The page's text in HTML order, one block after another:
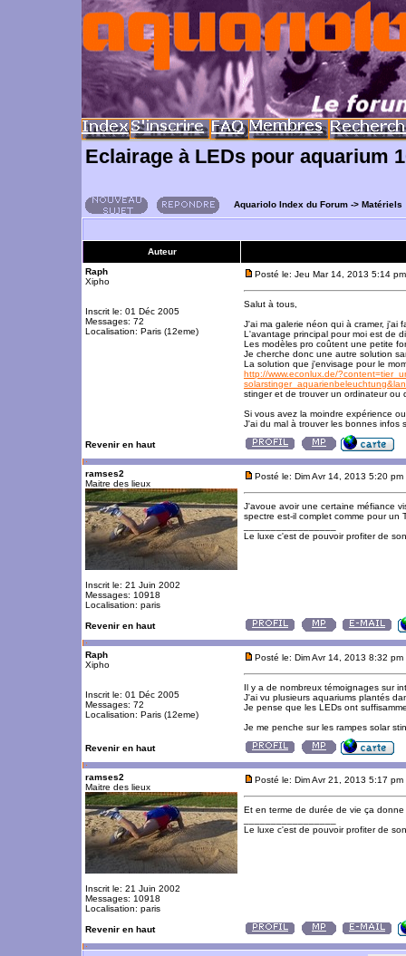
Eclairage à LEDs pour aquarium
Aquariolo Index du Forum -> Matériels
Auteur
Raph
Xipho
Inscrit le: 01 Déc 2005
Messages: 72
Localisation: Paris (12eme)
Posté le: Jeu Mar 14, 2013 5:14 pm
Salut à tous,
J'ai ma galerie néon qui à cramer, j'ai
L'avantage principal pour moi est de
Les modèles pro coûtent une petite
Je cherche donc une autre solution
La solution que j'envisage pour le
http://www.econlux.de/
stinger et de trouver un ordinateur ou
Si vous avez la moindre expérience
J'ai du mal à trouver les bonnes infos
Revenir en haut
ramses2
Maitre des lieux
Inscrit le: 21 Juin 2002
Messages: 10918
Localisation: paris
Posté le: Dim Avr 14, 2013 5:20 pm
J'avoue avoir une certaine méfiance
spectre est-il complet comme pour un
Le luxe c'est de pouvoir profiter de
Revenir en haut
Raph
Xipho
Inscrit le: 01 Déc 2005
Messages: 72
Localisation: Paris (12eme)
Posté le: Dim Avr 14, 2013 8:32 pm
Il y a de nombreux témoignages sur
J'ai vu plusieurs aquariums plantés
Je pense que les LEDs ont
Je me penche sur les rampes solar
Revenir en haut
ramses2
Maitre des lieux
Inscrit le: 21 Juin 2002
Messages: 10918
Localisation: paris
Posté le: Dim Avr 21, 2013 5:17 pm
Et en terme de durée de vie ça
Le luxe c'est de pouvoir profiter de
Revenir en haut